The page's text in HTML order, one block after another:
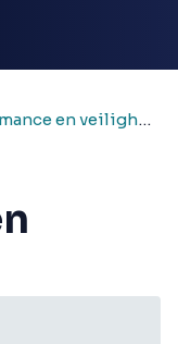
Performance en veiligheid